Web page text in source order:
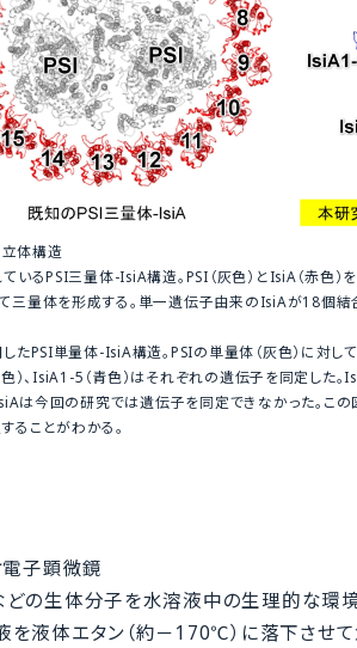
体構造
いるPSI三量体-IsiA構造。PSI（灰色）とIsiA（赤色）
三量体を形成する。単一遺伝子由来のIsiAが18個結
たPSI単量体-IsiA構造。PSIの単量体（灰色）に対し
色）、IsiA1-5（青色）はそれぞれの遺伝子を同定し
は今回の研究では遺伝子を同定できなかった。こ
ることがわかる。
電子顕微鏡
どの生体分子を水溶液中の生理的な環
液体エタン（約－170℃）に落下させて